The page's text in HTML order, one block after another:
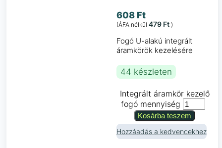
608 Ft
(ÁFA nélkül 479 Ft)
Fogó U-alakú integrált
áramkörök kezelésére
44 készleten
Integrált áramkör kezelő
fogó mennyiség
Kosárba teszem
Hozzáadás a kedvencekhez